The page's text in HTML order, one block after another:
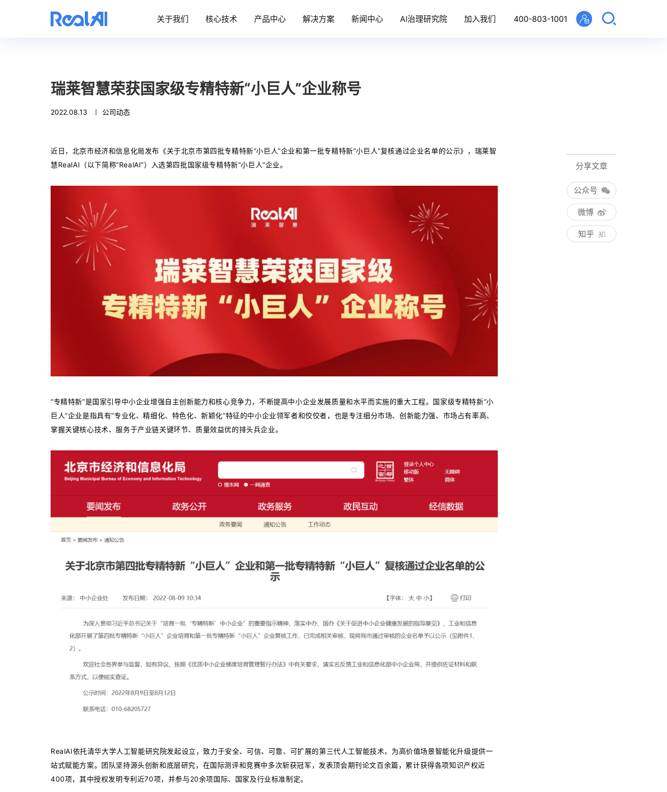
关于我们 核心技术 产品中心 解决方案 新闻中心 AI治理研究院 加入我们 400-803-1001
瑞莱智慧荣获国家级专精特新“小巨人”企业称号
2022.08.13 公司动态
近日，北京市经济和信息化局发布《关于北京市第四批专精特新“小巨人”企业和第一批专精特新“小巨人”复核通过企业名单的公示》，瑞莱智
慧RealAI（以下简称“RealAI”）入选第四批国家级专精特新“小巨人”企业。
“专精特新”是国家引导中小企业增强自主创新能力和核心竞争力，不断提高中小企业发展质量和水平而实施的重大工程。国家级专精特新“小
巨人”企业是指具有“专业化、精细化、特色化、新颖化”特征的中小企业领军者和佼佼者，也是专注细分市场、创新能力强、市场占有率高、
掌握关键核心技术、服务于产业链关键环节、质量效益优的排头兵企业。
RealAI依托清华大学人工智能研究院发起设立，致力于安全、可信、可靠、可扩展的第三代人工智能技术，为高价值场景智能化升级提供一
站式赋能方案。团队坚持源头创新和底层研究，在国际测评和竞赛中多次斩获冠军，发表顶会期刊论文百余篇，累计获得各项知识产权近
400项，其中授权发明专利近70项，并参与20余项国际、国家及行业标准制定。
分享文章
公众号
微博
知乎